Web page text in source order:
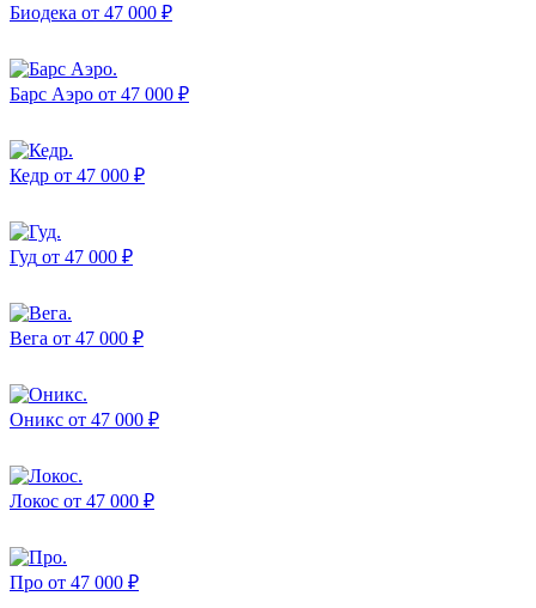
Биодека от 47 000 ₽
Барс Аэро от 47 000 ₽
Кедр от 47 000 ₽
Гуд от 47 000 ₽
Вега от 47 000 ₽
Оникс от 47 000 ₽
Локос от 47 000 ₽
Про от 47 000 ₽